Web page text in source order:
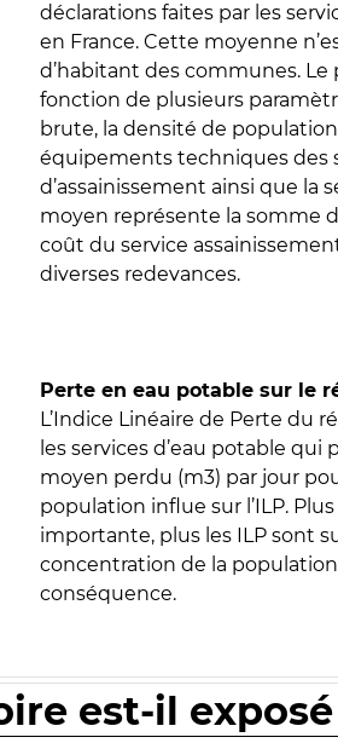
déclarations faites par les
en France. Cette moyenne
d’habitant des communes. Le
fonction de plusieurs
brute, la densité de
équipements techniques des
d’assainissement ainsi que la
moyen représente la somme
coût du service
diverses redevances.
Perte en eau potable sur le
L’Indice Linéaire de Perte du
les services d’eau potable qui
moyen perdu (m3) par jour
population influe sur l’ILP.
importante, plus les ILP sont
concentration de la
conséquence.
est-il